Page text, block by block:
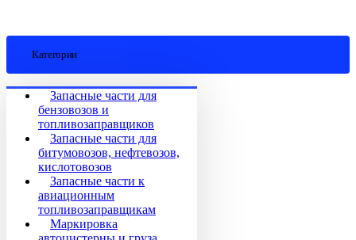
Категории
Запасные части для
бензовозов и
топливозаправщиков
Запасные части для
битумовозов, нефтевозов,
кислотовозов
Запасные части к
авиационным
топливозаправщикам
Маркировка